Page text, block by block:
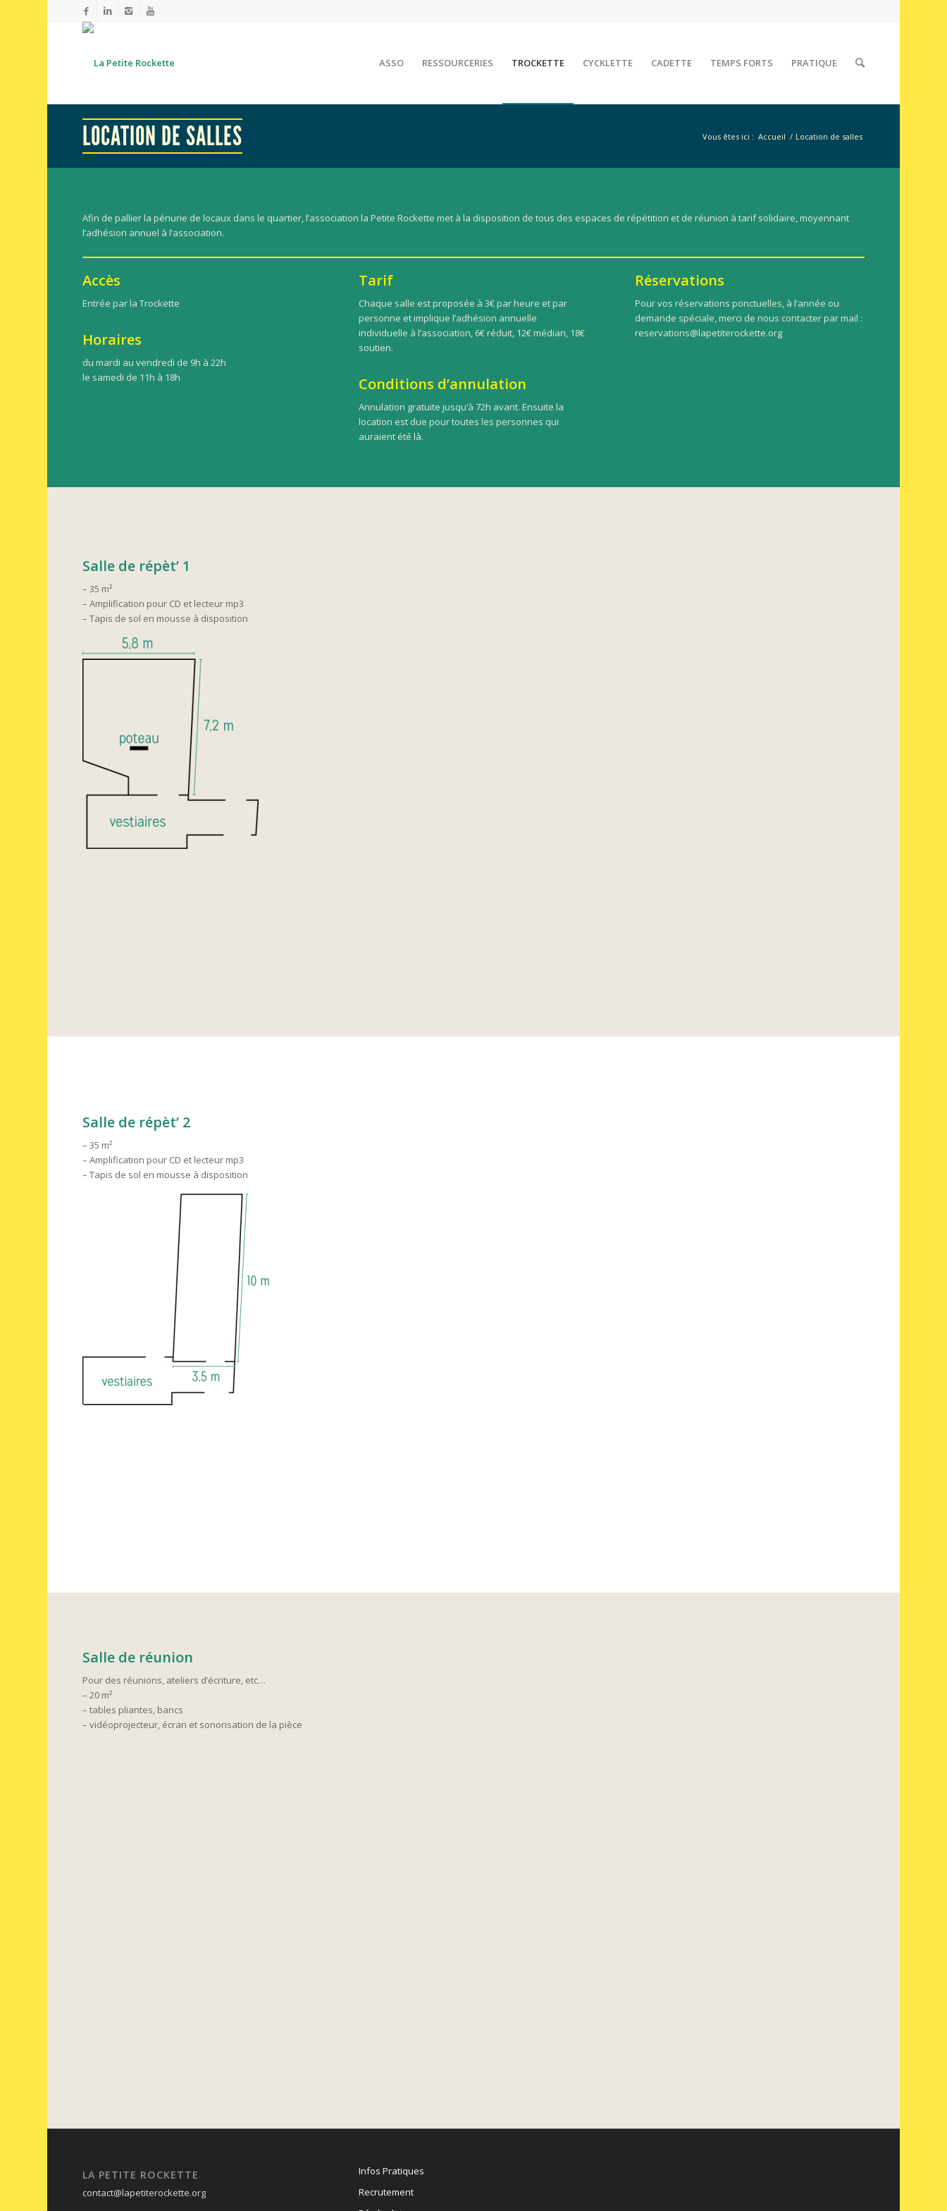
ASSO RESSOURCERIES TROCKETTE CYCKLETTE CADETTE TEMPS FORTS PRATIQUE
LOCATION DE SALLES Vous êtes ici : Accueil / Location de salles
Afin de pallier la pénurie de locaux dans le quartier, l’association la Petite Rockette met à la disposition de tous des espaces de répétition et de réunion à tarif solidaire, moyennant
l’adhésion annuel à l’association.
Accès
Entrée par la Trockette
Horaires
du mardi au vendredi de 9h à 22h
le samedi de 11h à 18h
Tarif
Chaque salle est proposée à 3€ par heure et par
personne et implique l’adhésion annuelle
individuelle à l’association, 6€ réduit, 12€ médian, 18€
soutien.
Conditions d’annulation
Annulation gratuite jusqu’à 72h avant. Ensuite la
location est due pour toutes les personnes qui
auraient été là.
Réservations
Pour vos réservations ponctuelles, à l’année ou
demande spéciale, merci de nous contacter par mail :
reservations@lapetiterockette.org
Salle de répèt’ 1
– 35 m²
– Amplification pour CD et lecteur mp3
– Tapis de sol en mousse à disposition
Salle de répèt’ 2
– 35 m²
– Amplification pour CD et lecteur mp3
– Tapis de sol en mousse à disposition
Salle de réunion
Pour des réunions, ateliers d’écriture, etc…
– 20 m²
– tables pliantes, bancs
– vidéoprojecteur, écran et sonorisation de la pièce
LA PETITE ROCKETTE
contact@lapetiterockette.org
Infos Pratiques
Recrutement